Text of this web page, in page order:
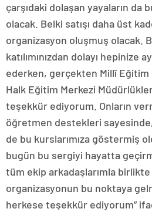
çarşıdaki dolaşan yayaların da
olacak. Belki satışı daha üst
organizasyon oluşmuş olacak.
katılımınızdan dolayı hepinize
ederken, gerçekten Millî
Halk Eğitim Merkezi
teşekkür ediyorum. Onların
öğretmen destekleri
de bu kurslarımıza göstermiş
bugün bu sergiyi hayatta
tüm ekip arkadaşlarımla
organizasyonun bu noktaya
herkese teşekkür ediyorum”